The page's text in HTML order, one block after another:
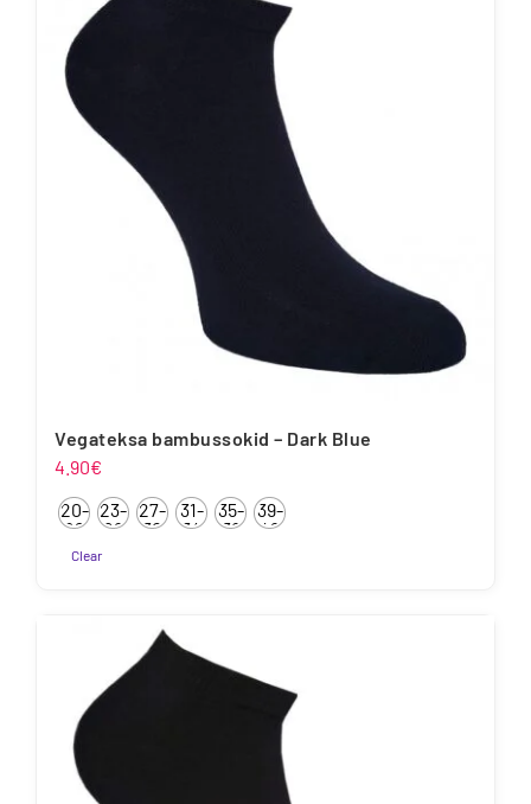
varianti.
Valikuid
saab
teha
tootelehel.
Vegateksa bambussokid – Dark Blue
4.90€
20-
22
23-
26
27-
30
31-
34
35-
38
39-
42
Clear
varianti.
Valikuid
saab
teha